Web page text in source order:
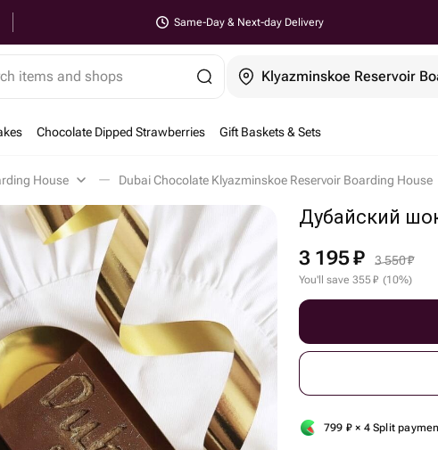
Same-Day & Next-day Delivery
items and shops
Chocolate Dipped Strawberries Gift Baskets & Sets
House Dubai Chocolate Klyazminskoe Reservoir Boarding House
Дубайский
3 195₽ 3 550₽
You'll save 355₽ (10%)
799 ₽ × 4 Split